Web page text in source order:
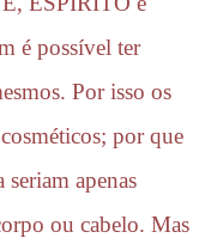
é possível ter
Por isso os
por que
apenas
ou cabelo. Mas